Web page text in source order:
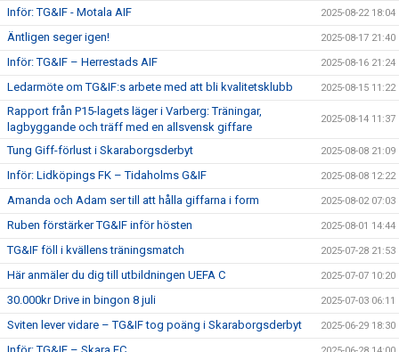
Inför: TG&IF - Motala AIF 2025-08-22 18:04
Äntligen seger igen! 2025-08-17 21:40
Inför: TG&IF – Herrestads AIF 2025-08-16 21:24
Ledarmöte om TG&IF:s arbete med att bli kvalitetsklubb 2025-08-15 11:22
Rapport från P15-lagets läger i Varberg: Träningar,
lagbyggande och träff med en allsvensk giffare
2025-08-14 11:37
Tung Giff-förlust i Skaraborgsderbyt 2025-08-08 21:09
Inför: Lidköpings FK – Tidaholms G&IF 2025-08-08 12:22
Amanda och Adam ser till att hålla giffarna i form 2025-08-02 07:03
Ruben förstärker TG&IF inför hösten 2025-08-01 14:44
TG&IF föll i kvällens träningsmatch 2025-07-28 21:53
Här anmäler du dig till utbildningen UEFA C 2025-07-07 10:20
30.000kr Drive in bingon 8 juli 2025-07-03 06:11
Sviten lever vidare – TG&IF tog poäng i Skaraborgsderbyt 2025-06-29 18:30